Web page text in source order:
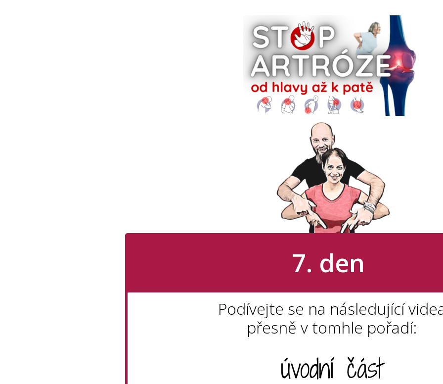
7. den
Podívejte se na následující
přesně v tomhle pořadí:
úvodní část